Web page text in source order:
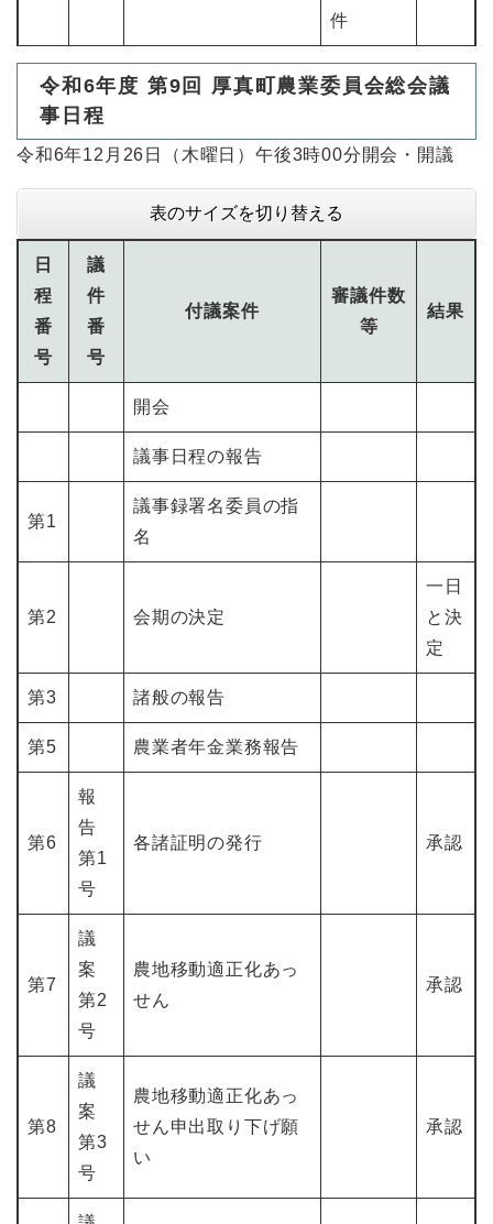
件
令和6年度 第9回 厚真町農業委員会総会議
事日程
令和6年12月26日（木曜日）午後3時00分開会・開議
表のサイズを切り替える
日
程
番
号
議
件
番
号
付議案件
審議件数
等
結果
開会
議事日程の報告
第1
議事録署名委員の指
名
第2 会期の決定
一日
と決
定
第3 諸般の報告
第5 農業者年金業務報告
第6
報
告
第1
号
各諸証明の発行 承認
第7
議
案
第2
号
農地移動適正化あっ
せん
承認
第8
議
案
第3
号
農地移動適正化あっ
せん申出取り下げ願
い
承認